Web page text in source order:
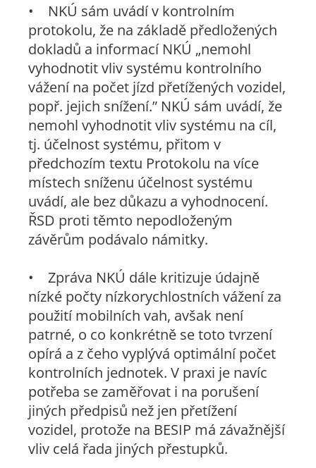
• NKÚ sám uvádí v kontrolním
protokolu, že na základě předložených
dokladů a informací NKÚ „nemohl
vyhodnotit vliv systému kontrolního
vážení na počet jízd přetížených vozidel,
popř. jejich snížení.” NKÚ sám uvádí, že
nemohl vyhodnotit vliv systému na cíl,
tj. účelnost systému, přitom v
předchozím textu Protokolu na více
místech sníženu účelnost systému
uvádí, ale bez důkazu a vyhodnocení.
ŘSD proti těmto nepodloženým
závěrům podávalo námitky.
• Zpráva NKÚ dále kritizuje údajně
nízké počty nízkorychlostních vážení za
použití mobilních vah, avšak není
patrné, o co konkrétně se toto tvrzení
opírá a z čeho vyplývá optimální počet
kontrolních jednotek. V praxi je navíc
potřeba se zaměřovat i na porušení
jiných předpisů než jen přetížení
vozidel, protože na BESIP má závažnější
vliv celá řada jiných přestupků.